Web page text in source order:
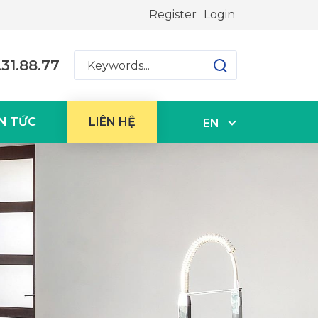
Register Login
TỨC LIÊN HỆ EN